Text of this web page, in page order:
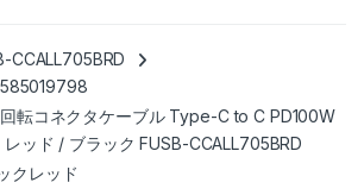
CCALL705BRD
転コネクタケーブル Type-C to C PD100W
ッド / ブラック FUSB-CCALL705BRD
クレッド